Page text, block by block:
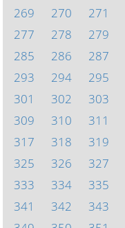
269
270 271
277
278 279
285
286 287
293
294 295
301
302 303
309
310 311
317
318 319
325
326 327
333
334 335
341
342 343